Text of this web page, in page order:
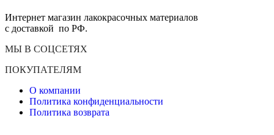
Интернет магазин лакокрасочных материалов
с доставкой по РФ.
МЫ В СОЦСЕТЯХ
ПОКУПАТЕЛЯМ
О компании
Политика конфиденциальности
Политика возврата